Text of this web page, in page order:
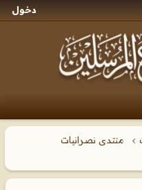
دخول
منتدى نصرانيات